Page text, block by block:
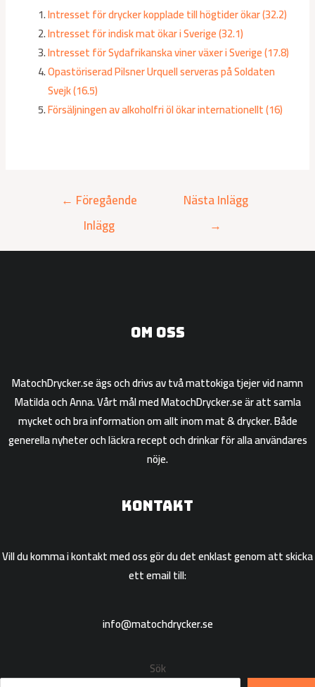
Intresset för drycker kopplade till högtider ökar (32.2)
Intresset för indisk mat ökar i Sverige (32.1)
Intresset för Sydafrikanska viner växer i Sverige (17.8)
Opastöriserad Pilsner Urquell serveras på Soldaten
Svejk (16.5)
Försäljningen av alkoholfri öl ökar internationellt (16)
← Föregående
Inlägg
Nästa Inlägg
→
Om oss
MatochDrycker.se ägs och drivs av två mattokiga tjejer vid namn
Matilda och Anna. Vårt mål med MatochDrycker.se är att samla
mycket och bra information om allt inom mat & drycker. Både
generella nyheter och läckra recept och drinkar för alla användares
nöje.
Kontakt
Vill du komma i kontakt med oss gör du det enklast genom att skicka
ett email till:
info@matochdrycker.se
Sök